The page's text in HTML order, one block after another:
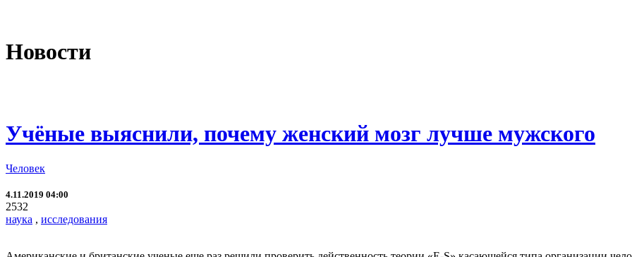
Новости
Учёные выяснили, почему женский мозг лучше мужского
Человек
4.11.2019 04:00
2532
наука , исследования